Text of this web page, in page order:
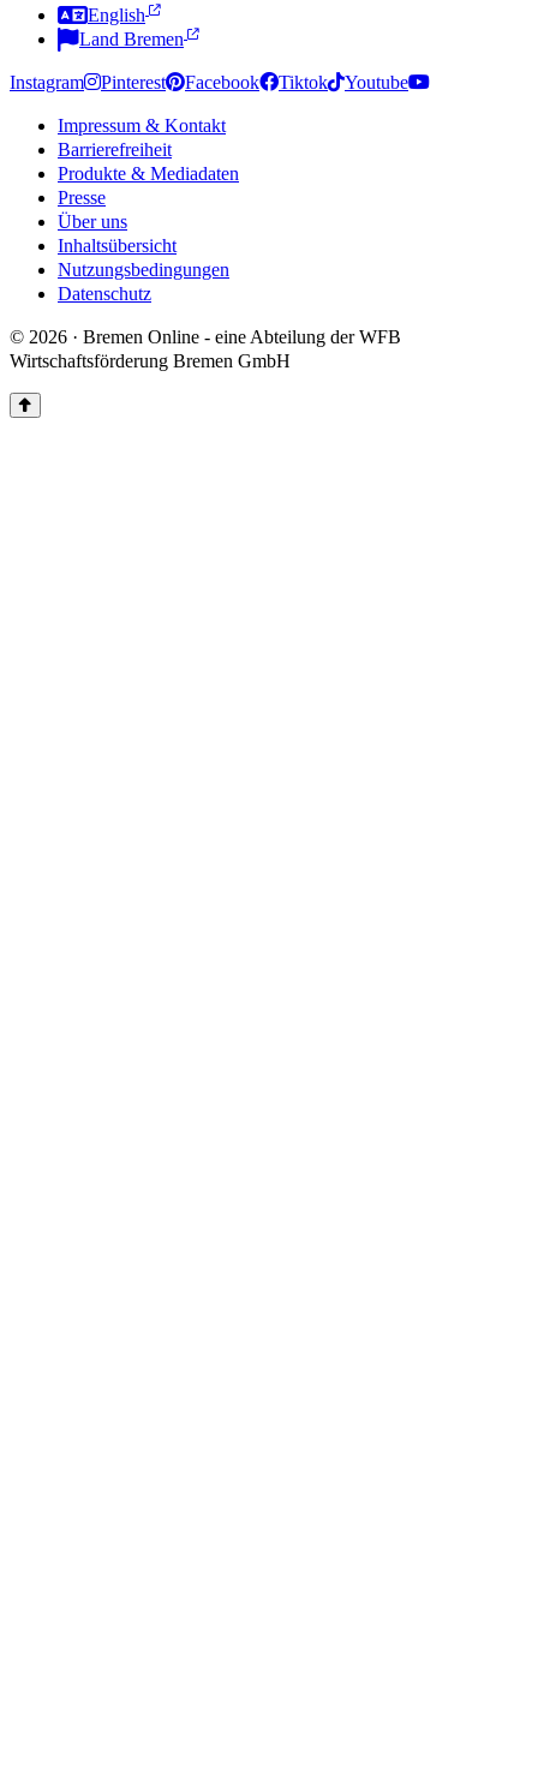
English
Land Bremen
Instagram Pinterest Facebook Tiktok Youtube
Impressum & Kontakt
Barrierefreiheit
Produkte & Mediadaten
Presse
Über uns
Inhaltsübersicht
Nutzungsbedingungen
Datenschutz
© 2026 · Bremen Online - eine Abteilung der WFB
Wirtschaftsförderung Bremen GmbH